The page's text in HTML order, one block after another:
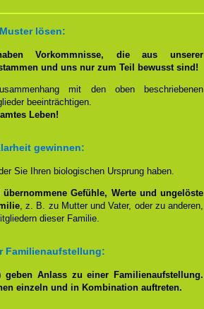
lösen:
Vorkommnisse, die aus unserer
und uns nur zum Teil bewusst sind!
mit den oben beschriebenen
beeinträchtigen.
Leben!
gewinnen:
Sie Ihren biologischen Ursprung haben.
übernommene Gefühle, Werte und ungelöste
, z. B. zu Mutter und Vater, oder zu anderen,
dieser Familie.
Familienaufstellung:
geben Anlass zu einer Familienaufstellung.
einzeln und in Kombination auftreten.